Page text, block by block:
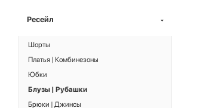
Ресейл
Шорты
Платья | Комбинезоны
Юбки
Блузы | Рубашки
Брюки | Джинсы